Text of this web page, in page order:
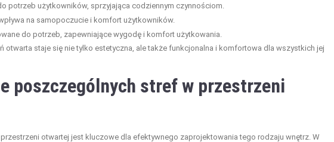
potrzeb użytkowników, sprzyjająca codziennym czynnościom.
na samopoczucie i komfort użytkowników.
do potrzeb, zapewniające wygodę i komfort użytkowania.
otwarta staje się nie tylko estetyczna, ale także funkcjonalna i komfortowa dla wszystkich jej
poszczególnych stref w przestrzeni
otwartej jest kluczowe dla efektywnego zaprojektowania tego rodzaju wnętrz. W